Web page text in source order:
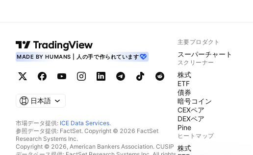
MADE BY HUMANS | 人の手で作られています
日本語
市場データ提供: ICE Data Services.
参照データ提供: FactSet. Copyright © 2026 FactSet
Research Systems Inc.
Copyright © 2026, American Bankers Association. CUSIP
主要プロダクト
スーパーチャート
スクリーナー
株式
ETF
債券
暗号コイン
CEXペア
DEXペア
Pine
ヒートマップ
株式